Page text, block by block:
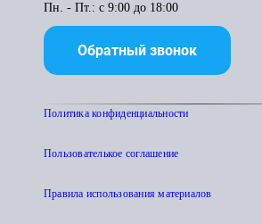
Пн. - Пт.: с 9:00 до 18:00
Обратный звонок
Политика конфиденциальности
Пользователькое соглашение
Правила использования материалов